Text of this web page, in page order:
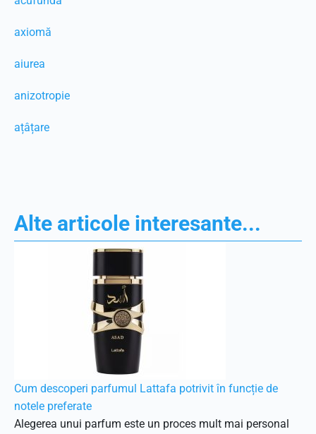
axiomă
aiurea
anizotropie
ațâțare
Alte articole interesante...
Cum descoperi parfumul Lattafa potrivit în funcție de
notele preferate
Alegerea unui parfum este un proces mult mai personal